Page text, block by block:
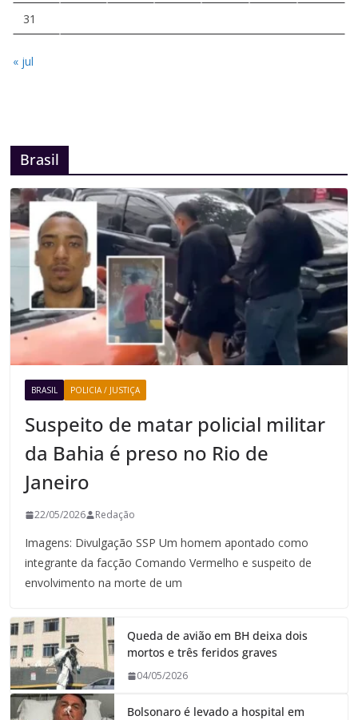
31
« jul
Brasil
BRASIL POLICIA / JUSTIÇA
Suspeito de matar policial militar
da Bahia é preso no Rio de
Janeiro
22/05/2026 Redação
Imagens: Divulgação SSP Um homem apontado como
integrante da facção Comando Vermelho e suspeito de
envolvimento na morte de um
Queda de avião em BH deixa dois
mortos e três feridos graves
04/05/2026
Bolsonaro é levado a hospital em